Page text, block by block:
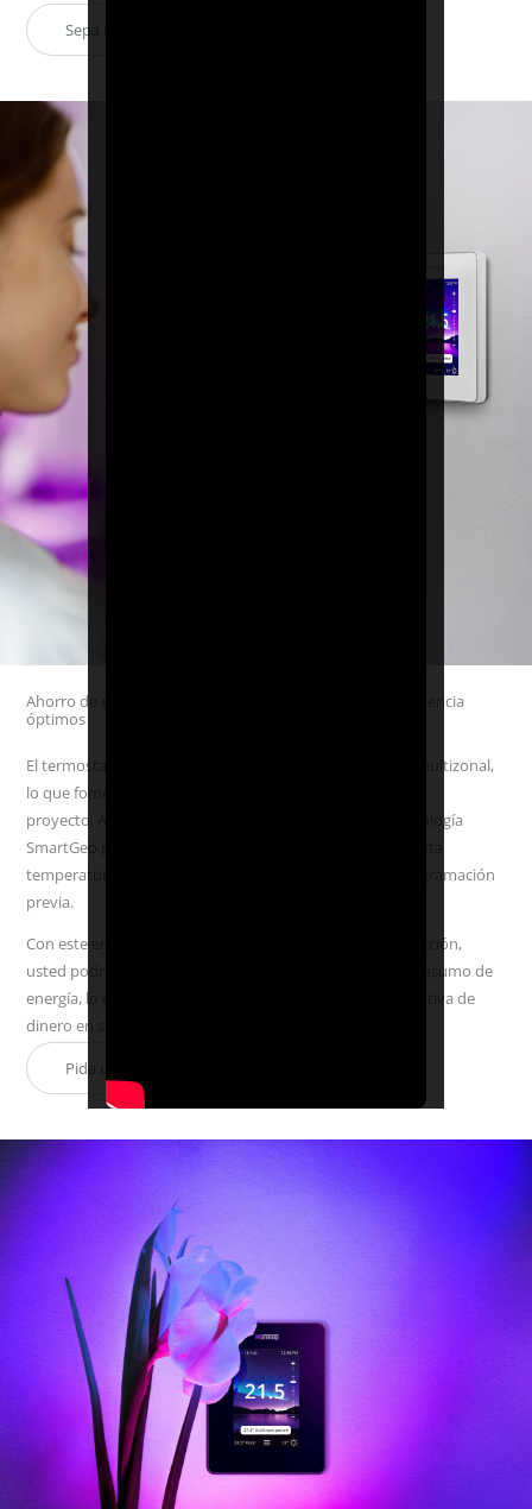
Sepa más sobre los sistemas de Warmup
Ahorro de energía más inteligente para un Confort & Eficiencia
óptimos
El termostato inteligente 7iE WiFi Matter ofrece control multizonal,
lo que fomenta el ahorro energético en todo tipo de
proyecto. Además, el 7iE utiliza nuestra innovadora tecnología
SmartGeo para proporcionar calor automático y la perfecta
temperatura para su hogar. Todo sin ningún tipo de programación
previa.
Con este enfoque más eficiente en la gestión de la calefacción,
usted podrá disfrutar de una reducción del 25 % en el consumo de
energía, lo que le permitirá ahorrar una cantidad significativa de
dinero en sus facturas de energía al final del año.
Pida un Presupuesto